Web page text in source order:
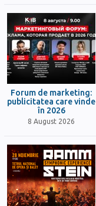
Forum de marketing:
publicitatea care vinde
în 2026
8 August 2026